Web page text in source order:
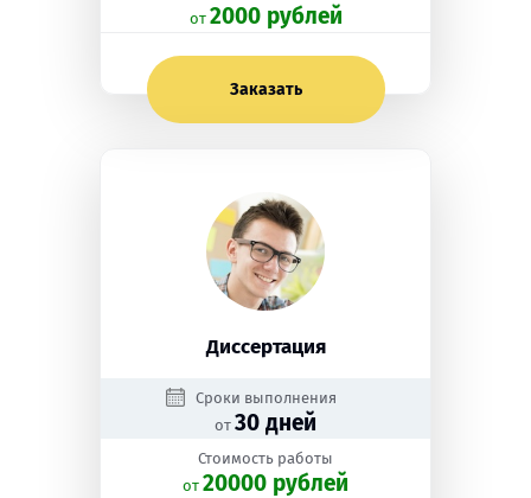
oт 2000 рублей
Заказать
Диссертация
Сроки выполнения
от 30 дней
Стоимость работы
oт 20000 рублей